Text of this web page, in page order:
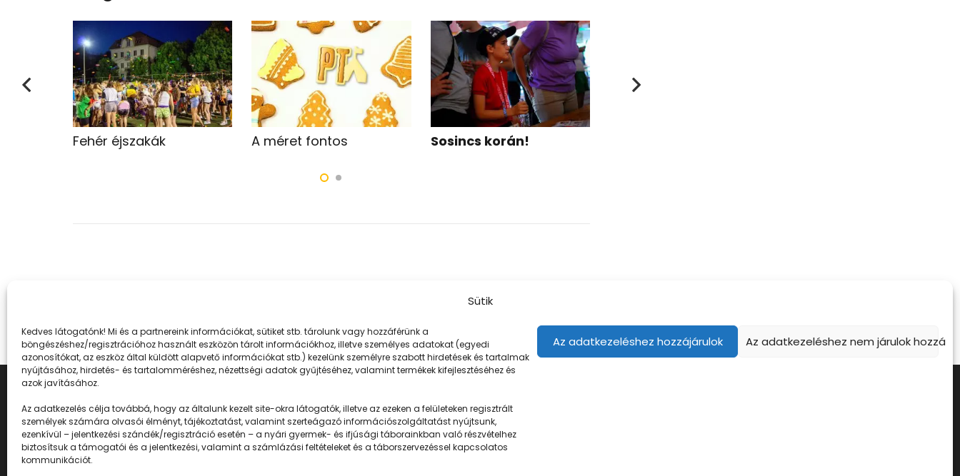
Sütik
Kedves látogatónk! Mi és a partnereink információkat, sütiket stb. tárolunk vagy hozzáférünk a
böngészéshez/regisztrációhoz használt eszközön tárolt információkhoz, illetve személyes adatokat (egyedi
azonosítókat, az eszköz által küldött alapvető információkat stb.) kezelünk személyre szabott hirdetések és tartalmak
nyújtásához, hirdetés- és tartalomméréshez, nézettségi adatok gyűjtéséhez, valamint termékek kifejlesztéséhez és
azok javításához.
Az adatkezelés célja továbbá, hogy az általunk kezelt site-okra látogatók, illetve az ezeken a felületeken regisztrált
személyek számára olvasói élményt, tájékoztatást, valamint szerteágazó információszolgáltatást nyújtsunk,
ezenkívül – jelentkezési szándék/regisztráció esetén – a nyári gyermek- és ifjúsági táborainkban való részvételhez
biztosítsuk a támogatói és a jelentkezési, valamint a számlázási feltételeket és a táborszervezéssel kapcsolatos
kommunikációt.
Az adatkezeléshez hozzájárulok Az adatkezeléshez nem járulok hozzá
Fehér éjszakák A méret fontos Sosincs korán!
Navigáció